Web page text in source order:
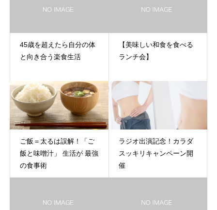
45歳を超えたら自分の体
と向き合う楽食生活
【美味しい和食を食べる
ランチ会】
ご飯＝太るは誤解！「ご
飯と味噌汁」 生活が 最強
の食事術
ラジオ出演記念！カラダ
スッキリキャンペーン開
催